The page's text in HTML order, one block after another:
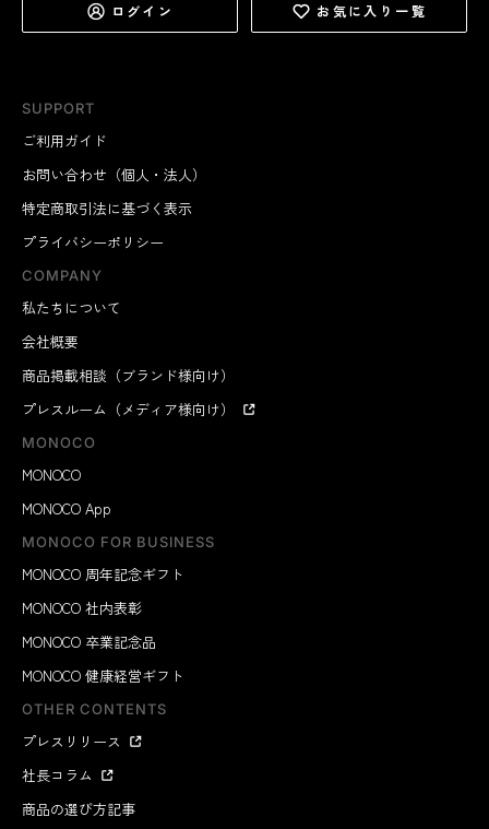
SUPPORT
ご利用ガイド
お問い合わせ（個人・法人）
特定商取引法に基づく表示
プライバシーポリシー
COMPANY
私たちについて
会社概要
商品掲載相談（ブランド様向け）
プレスルーム（メディア様向け）
MONOCO
MONOCO
MONOCO App
MONOCO FOR BUSINESS
MONOCO 周年記念ギフト
MONOCO 社内表彰
MONOCO 卒業記念品
MONOCO 健康経営ギフト
OTHER CONTENTS
プレスリリース
社長コラム
商品の選び方記事
ログイン お気に入り一覧